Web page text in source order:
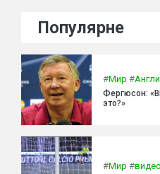
Популярне
#Мир #
Фергюсон:
это?»
#Мир #видео